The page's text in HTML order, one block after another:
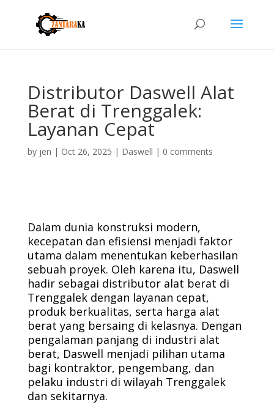
Distributor Daswell Alat
Berat di Trenggalek:
Layanan Cepat
by jen | Oct 26, 2025 | Daswell | 0 comments
Dalam dunia konstruksi modern,
kecepatan dan efisiensi menjadi faktor
utama dalam menentukan keberhasilan
sebuah proyek. Oleh karena itu, Daswell
hadir sebagai distributor alat berat di
Trenggalek dengan layanan cepat,
produk berkualitas, serta harga alat
berat yang bersaing di kelasnya. Dengan
pengalaman panjang di industri alat
berat, Daswell menjadi pilihan utama
bagi kontraktor, pengembang, dan
pelaku industri di wilayah Trenggalek
dan sekitarnya.